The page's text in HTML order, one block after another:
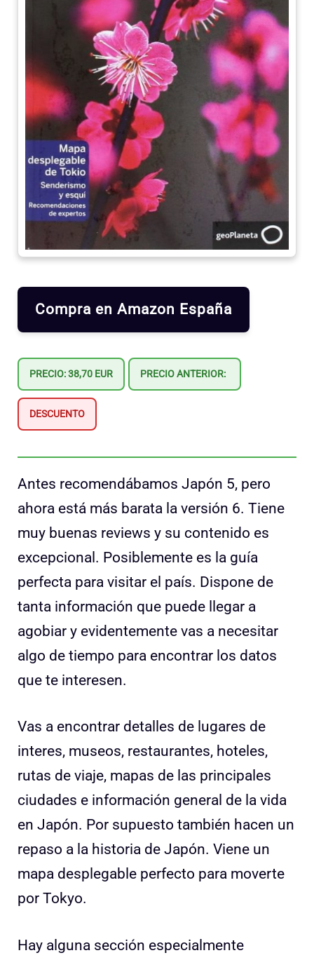
Compra en Amazon España
PRECIO: 38,70 EUR PRECIO ANTERIOR:
DESCUENTO
Antes recomendábamos Japón 5, pero
ahora está más barata la versión 6. Tiene
muy buenas reviews y su contenido es
excepcional. Posiblemente es la guía
perfecta para visitar el país. Dispone de
tanta información que puede llegar a
agobiar y evidentemente vas a necesitar
algo de tiempo para encontrar los datos
que te interesen.
Vas a encontrar detalles de lugares de
interes, museos, restaurantes, hoteles,
rutas de viaje, mapas de las principales
ciudades e información general de la vida
en Japón. Por supuesto también hacen un
repaso a la historia de Japón. Viene un
mapa desplegable perfecto para moverte
por Tokyo.
Hay alguna sección especialmente